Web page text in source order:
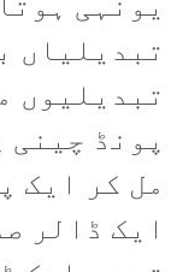
تبدیلیاں
تبدیلیوں
پونڈ
مل کر ایک
ایک ڈالر